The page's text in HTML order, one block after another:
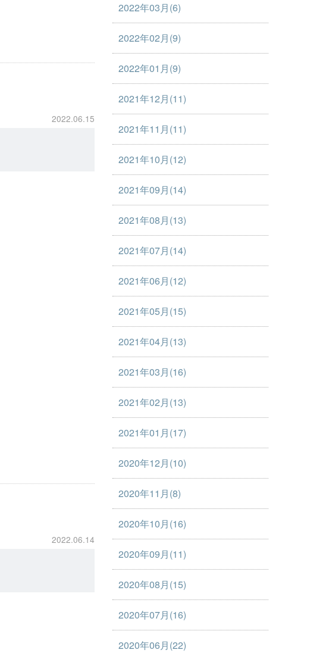
2022.06.15
2022.06.14
2022年03月(6)
2022年02月(9)
2022年01月(9)
2021年12月(11)
2021年11月(11)
2021年10月(12)
2021年09月(14)
2021年08月(13)
2021年07月(14)
2021年06月(12)
2021年05月(15)
2021年04月(13)
2021年03月(16)
2021年02月(13)
2021年01月(17)
2020年12月(10)
2020年11月(8)
2020年10月(16)
2020年09月(11)
2020年08月(15)
2020年07月(16)
2020年06月(22)